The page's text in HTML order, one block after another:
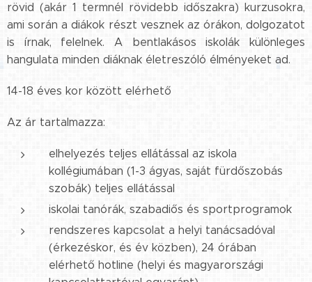
rövid (akár 1 termnél rövidebb időszakra) kurzusokra,
ami során a diákok részt vesznek az órákon, dolgozatot
is írnak, felelnek. A bentlakásos iskolák különleges
hangulata minden diáknak életreszóló élményeket ad.
14-18 éves kor között elérhető
Az ár tartalmazza:
elhelyezés teljes ellátással az iskola
kollégiumában (1-3 ágyas, saját fürdőszobás
szobák) teljes ellátással
iskolai tanórák, szabadiős és sportprogramok
rendszeres kapcsolat a helyi tanácsadóval
(érkezéskor, és év közben), 24 órában
elérhető hotline (helyi és magyarországi